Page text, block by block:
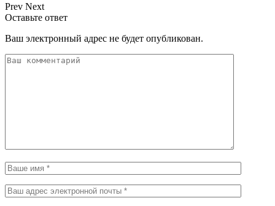
Prev Next
Оставьте ответ
Ваш электронный адрес не будет опубликован.